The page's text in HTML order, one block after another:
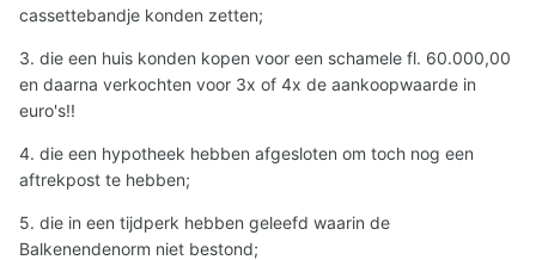
cassettebandje konden zetten;
3. die een huis konden kopen voor een schamele fl. 60.000,00
en daarna verkochten voor 3x of 4x de aankoopwaarde in
euro's!!
4. die een hypotheek hebben afgesloten om toch nog een
aftrekpost te hebben;
5. die in een tijdperk hebben geleefd waarin de
Balkenendenorm niet bestond;